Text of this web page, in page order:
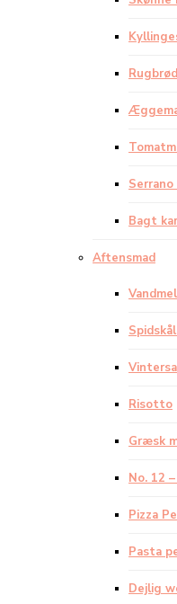
Bagt
Aftensmad
Risotto
Græsk
No. 12
Pizza
Pasta
Dejlig